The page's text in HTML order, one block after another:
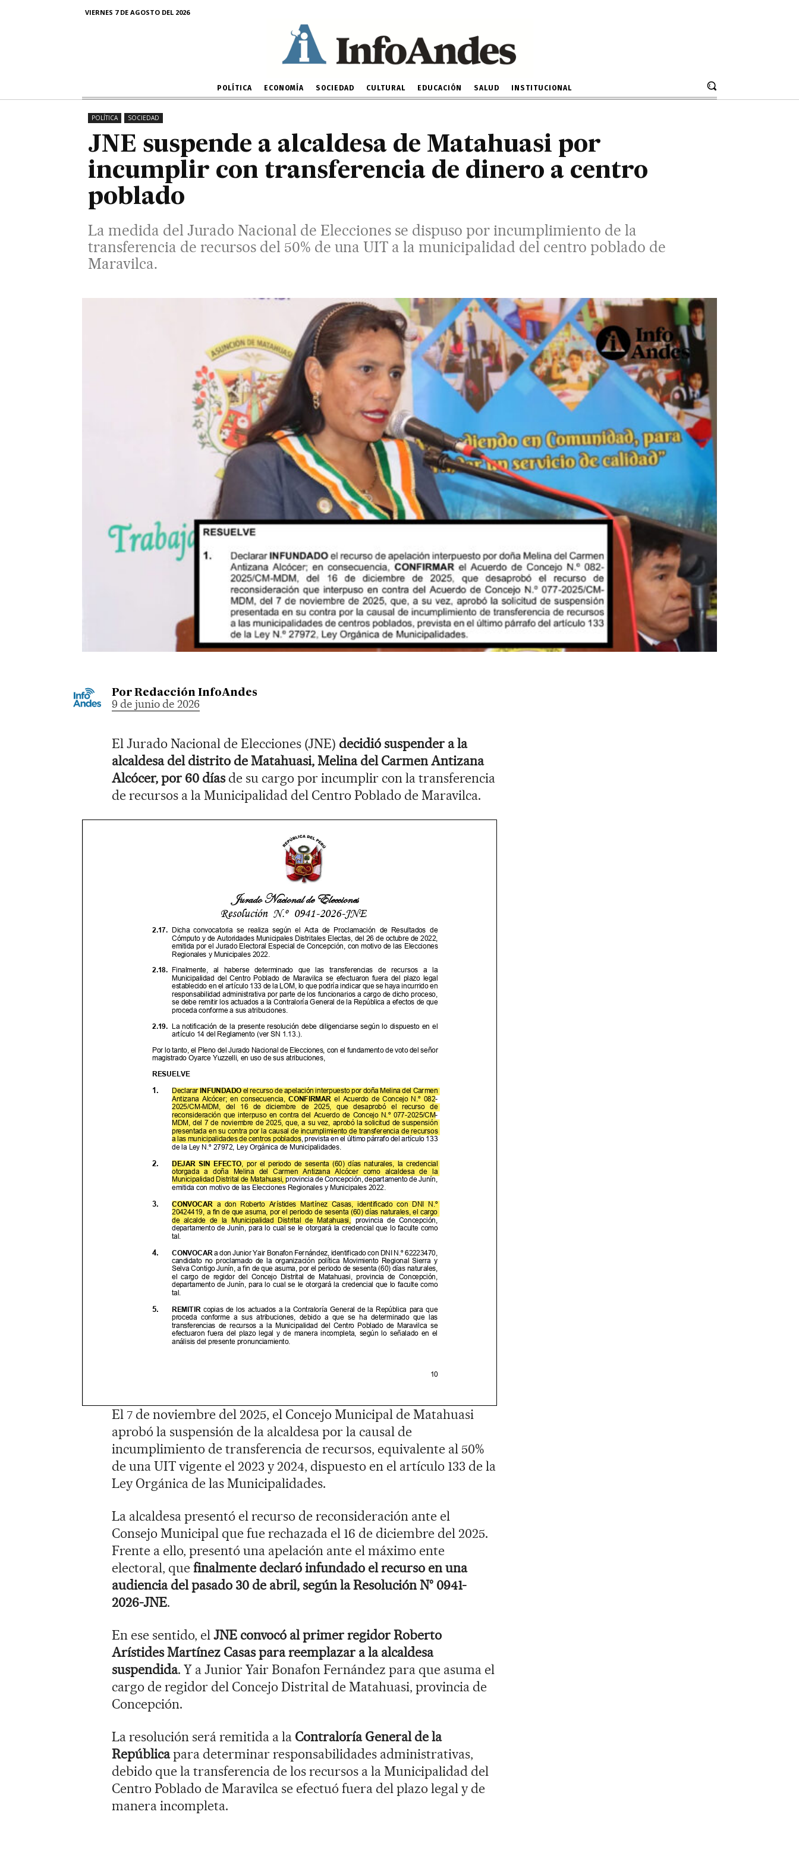
VIERNES 7 DE AGOSTO DEL 2026
POLÍTICA ECONOMÍA SOCIEDAD CULTURAL EDUCACIÓN SALUD INSTITUCIONAL
La medida del Jurado Nacional de Elecciones se dispuso por incumplimiento de la transferencia de recursos
del 50% de una UIT a la municipalidad del centro poblado de Maravilca.
POLÍTICA SOCIEDAD
JNE suspende a alcaldesa de Matahuasi por
incumplir con transferencia de dinero a centro
poblado
La medida del Jurado Nacional de Elecciones se dispuso por incumplimiento de la
transferencia de recursos del 50% de una UIT a la municipalidad del centro poblado de
Maravilca.
Por Redacción InfoAndes
9 de junio de 2026
El Jurado Nacional de Elecciones (JNE) decidió suspender a la
alcaldesa del distrito de Matahuasi, Melina del Carmen Antizana
Alcócer, por 60 díasde su cargo por incumplir con la transferencia
de recursos a la Municipalidad del Centro Poblado de Maravilca.
El 7 de noviembre del 2025, el Concejo Municipal de Matahuasi
aprobó la suspensión de la alcaldesa por la causal de
incumplimiento de transferencia de recursos, equivalente al 50%
de una UIT vigente el 2023 y 2024, dispuesto en el artículo 133 de la
Ley Orgánica de las Municipalidades.
La alcaldesa presentó el recurso de reconsideración ante el
Consejo Municipal que fue rechazada el 16 de diciembre del 2025.
Frente a ello, presentó una apelación ante el máximo ente
electoral, quefinalmente declaró infundado el recurso en una
audiencia del pasado 30 de abril, según la Resolución N° 0941-
2026-JNE.
En ese sentido, elJNE convocó al primer regidor Roberto
Arístides Martínez Casas para reemplazar a la alcaldesa
suspendida. Y a Junior Yair Bonafon Fernández para que asuma el
cargo de regidor del Concejo Distrital de Matahuasi, provincia de
Concepción.
La resolución será remitida a la Contraloría General de la
Repúblicapara determinar responsabilidades administrativas,
debido que la transferencia de los recursos a la Municipalidad del
Centro Poblado de Maravilca se efectuó fuera del plazo legal y de
manera incompleta.